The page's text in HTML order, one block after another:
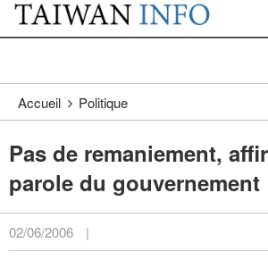
Passer au contenu principal
:::
Accueil Politique
Pas de remaniement,
parole du gouvernement
02/06/2006 |